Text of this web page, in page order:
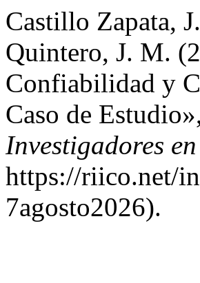
Castillo Zapata,
Quintero, J. M.
Confiabilidad y
Caso de
Investigadores
https://riico.net/
7agosto2026).